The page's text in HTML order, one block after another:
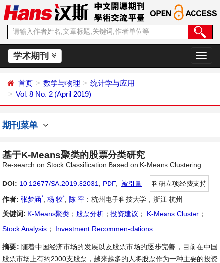
学术期刊
切
换
首页 数学与物理
统计学与应用
Vol. 8 No. 2 (April 2019)
期刊菜单
基于K-Means聚类的股票分类研究
Re-search on Stock Classification Based on K-Means Clustering
DOI: 10.12677/SA.2019.82031 PDF, 被引量
科研立项经费支持
作者: 张梦涵* 杨 牧* 陈 宰 ：杭州电子科技大学，浙江 杭州
关键词: K-Means聚类 ； 股票分析 ； 投资建议 ； K-Means Cluster ；
Stock Analysis ； Investment Recommen-dations
摘要: 随着中国经济市场的发展以及股票市场的逐步完善，目前在中国
股票市场上有约2000支股票，越来越多的人将股票作为一种主要的投资